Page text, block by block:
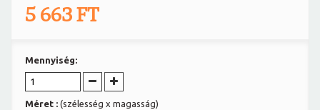
5 663 FT
Mennyiség:
Méret : (szélesség x magasság)